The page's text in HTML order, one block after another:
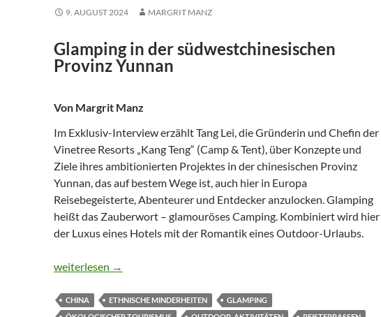
9. AUGUST 2024 MARGRIT MANZ
Glamping in der südwestchinesischen
Provinz Yunnan
Von Margrit Manz
Im Exklusiv-Interview erzählt Tang Lei, die Gründerin und Chefin der
Vinetree Resorts „Kang Teng“ (Camp & Tent), über Konzepte und
Ziele ihres ambitionierten Projektes in der chinesischen Provinz
Yunnan, das auf bestem Wege ist, auch hier in Europa
Reisebegeisterte, Abenteurer und Entdecker anzulocken. Glamping
heißt das Zauberwort – glamouröses Camping. Kombiniert wird hier
der Luxus eines Hotels mit der Romantik eines Outdoor-Urlaubs.
„WHEN THE ROAD ENDS THE VINETREE STARTS“
weiterlesen →
CHINA ETHNISCHE MINDERHEITEN
GLAMPING